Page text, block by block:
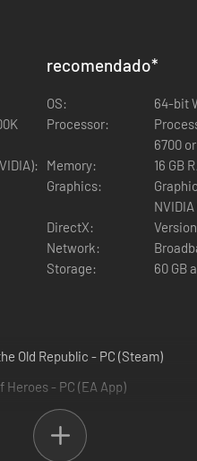
recomendado*
OS:
64-bit
Processor:
6700
Memory:
16 GB
Graphics:
DirectX:
Version
Network:
Storage:
60 GB
Old Republic - PC (Steam)
Heroes - PC (EA App)